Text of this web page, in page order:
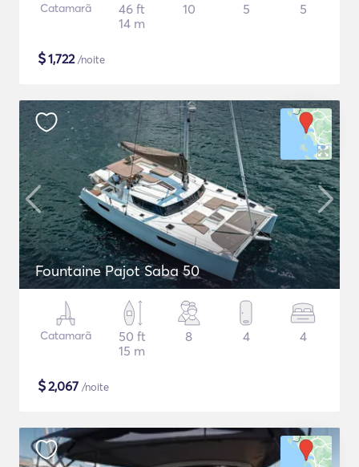
Catamarã
46 ft
14 m
10 5 5
$1,722/noite
Fountaine Pajot Saba 50
Catamarã
50 ft
15 m
8 4 4
$2,067 /noite